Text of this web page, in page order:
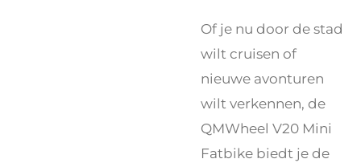
Of je nu door de stad
wilt cruisen of
nieuwe avonturen
wilt verkennen, de
QMWheel V20 Mini
Fatbike biedt je de